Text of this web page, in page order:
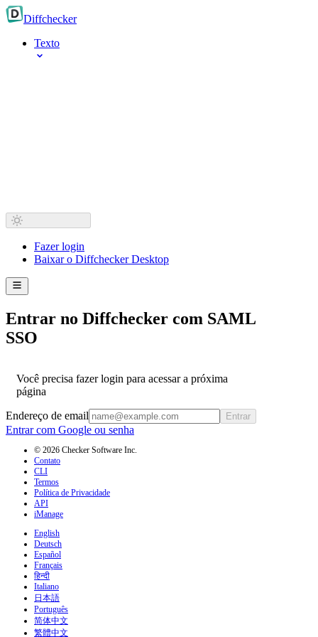
Diffchecker
Texto
Fazer login
Baixar o Diffchecker Desktop
Entrar no Diffchecker com SAML
SSO
Você precisa fazer login para acessar a próxima
página
Endereço de email
Entrar
Entrar com Google ou senha
© 2026 Checker Software Inc.
Contato
CLI
Termos
Política de Privacidade
API
iManage
English
Deutsch
Español
Français
हिन्दी
Italiano
日本語
Português
简体中文
繁體中文